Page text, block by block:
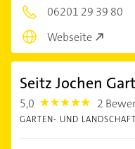
06201 29 39 80
Webseite
Seitz Jochen
5,0 5.0 2
GARTEN- UND